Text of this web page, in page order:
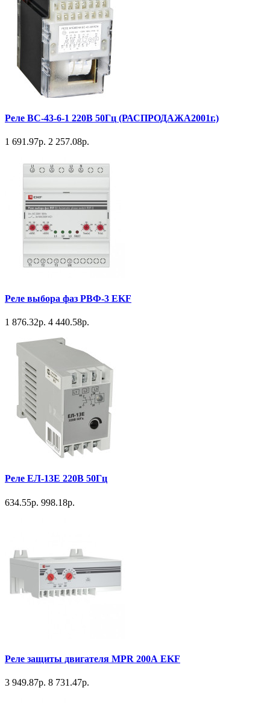
Реле ВС-43-6-1 220В 50Гц (РАСПРОДАЖА2001г.)
1 691.97р. 2 257.08р.
Реле выбора фаз РВФ-3 EKF
1 876.32р. 4 440.58р.
Реле ЕЛ-13Е 220В 50Гц
634.55р. 998.18р.
Реле защиты двигателя MPR 200А EKF
3 949.87р. 8 731.47р.